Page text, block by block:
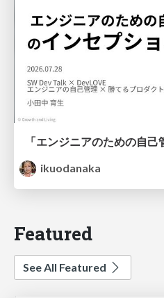
ikuodanaka
Featured
See All Featured